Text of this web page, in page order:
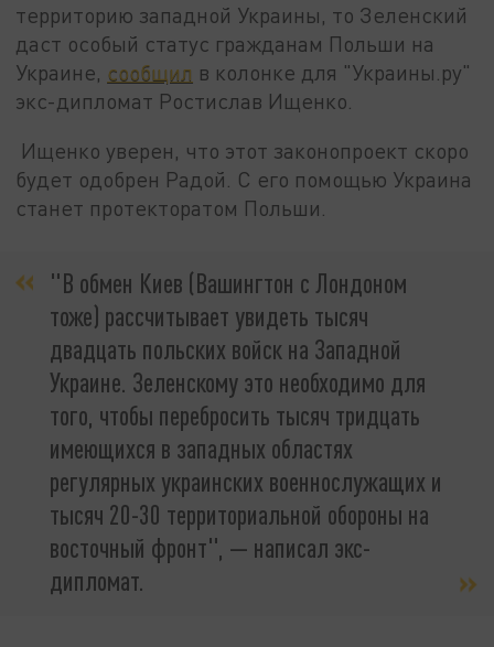
территорию западной Украины, то Зеленский
даст особый статус гражданам Польши на
Украине, сообщил в колонке для "Украины.ру"
экс-дипломат Ростислав Ищенко.
Ищенко уверен, что этот законопроект скоро
будет одобрен Радой. С его помощью Украина
станет протекторатом Польши.
"В обмен Киев (Вашингтон с Лондоном
тоже) рассчитывает увидеть тысяч
двадцать польских войск на Западной
Украине. Зеленскому это необходимо для
того, чтобы перебросить тысяч тридцать
имеющихся в западных областях
регулярных украинских военнослужащих и
тысяч 20-30 территориальной обороны на
восточный фронт", — написал экс-
дипломат.